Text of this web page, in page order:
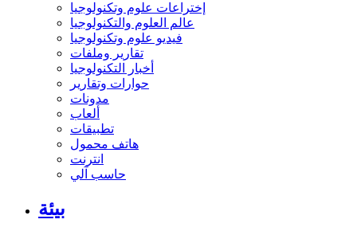
إختراعات علوم وتكنولوجيا
عالم العلوم والتكنولوجيا
فيديو علوم وتكنولوجيا
تقارير وملفات
أخبار التكنولوجيا
حوارات وتقارير
مدونات
ألعاب
تطبيقات
هاتف محمول
انترنت
حاسب آلي
بيئة